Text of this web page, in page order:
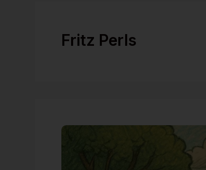
Fritz Perls